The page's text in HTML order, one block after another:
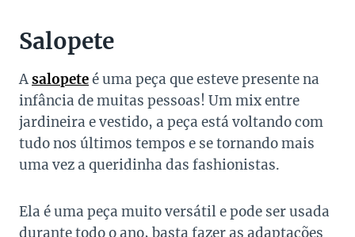
Salopete
Asalopeteé uma peça que esteve presente na
infância de muitas pessoas! Um mix entre
jardineira e vestido, a peça está voltando com
tudo nos últimos tempos e se tornando mais
uma vez a queridinha das fashionistas.
Ela é uma peça muito versátil e pode ser usada
durante todo o ano, basta fazer as adaptações